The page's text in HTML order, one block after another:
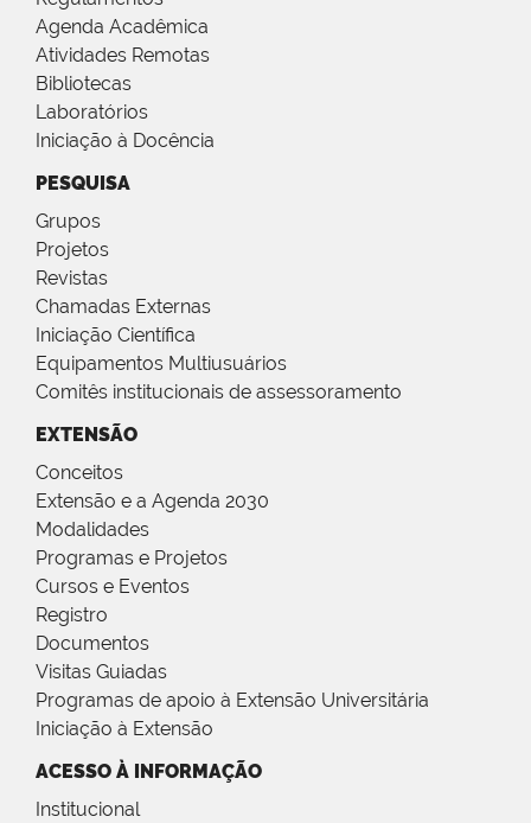
Agenda Acadêmica
Atividades Remotas
Bibliotecas
Laboratórios
Iniciação à Docência
PESQUISA
Grupos
Projetos
Revistas
Chamadas Externas
Iniciação Científica
Equipamentos Multiusuários
Comitês institucionais de assessoramento
EXTENSÃO
Conceitos
Extensão e a Agenda 2030
Modalidades
Programas e Projetos
Cursos e Eventos
Registro
Documentos
Visitas Guiadas
Programas de apoio à Extensão Universitária
Iniciação à Extensão
ACESSO À INFORMAÇÃO
Institucional